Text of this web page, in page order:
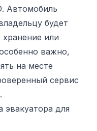
Автомобиль
будет
или
важно,
на месте
сервис
эвакуатора для